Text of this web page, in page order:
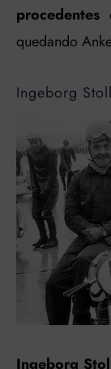
quedando
Ingeborg
Ingeborg